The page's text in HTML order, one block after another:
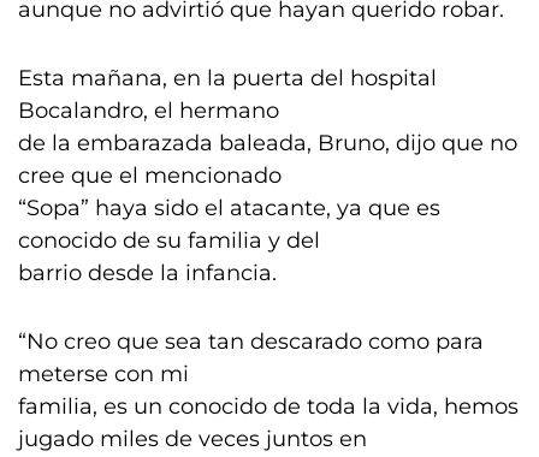
aunque no advirtió que hayan querido robar.
Esta mañana, en la puerta del hospital
Bocalandro, el hermano
de la embarazada baleada, Bruno, dijo que no
cree que el mencionado
“Sopa” haya sido el atacante, ya que es
conocido de su familia y del
barrio desde la infancia.
“No creo que sea tan descarado como para
meterse con mi
familia, es un conocido de toda la vida, hemos
jugado miles de veces juntos en